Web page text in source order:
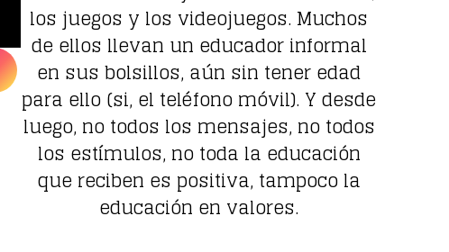
los juegos y los videojuegos. Muchos
de ellos llevan un educador informal
en sus bolsillos, aún sin tener edad
para ello (si, el teléfono móvil). Y desde
luego, no todos los mensajes, no todos
los estímulos, no toda la educación
que reciben es positiva, tampoco la
educación en valores.